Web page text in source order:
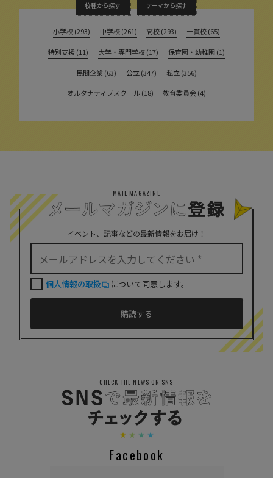
校種から探す テーマから探す
小学校 (293) 中学校 (261) 高校 (293) 一貫校 (65)
特別支援 (11) 大学・専門学校 (17) 保育園・幼稚園 (1)
民間企業 (63) 公立 (347) 私立 (356)
オルタナティブスクール (18) 教育委員会 (4)
MAIL MAGAZINE
イベント、記事などの最新情報をお届け！
個人情報の取扱 について同意します。
CHECK THE NEWS ON SNS
Facebook